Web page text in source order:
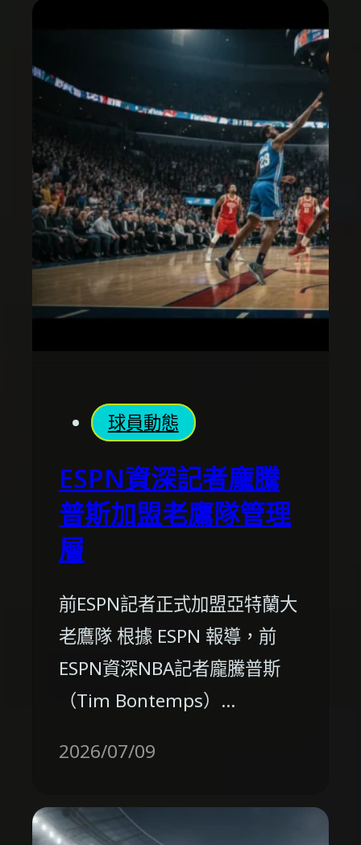
球員動態
ESPN資深記者龐騰
普斯加盟老鷹隊管理
層
前ESPN記者正式加盟亞特蘭大
老鷹隊 根據 ESPN 報導，前
ESPN資深NBA記者龐騰普斯
（Tim Bontemps）…
2026/07/09